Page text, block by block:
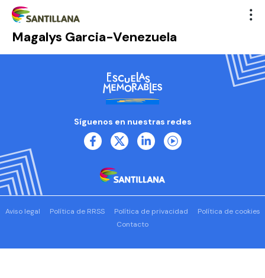
Magalys Garcia-Venezuela
Síguenos en nuestras redes
Aviso legal Política de RRSS Política de privacidad
Política de cookies
Contacto